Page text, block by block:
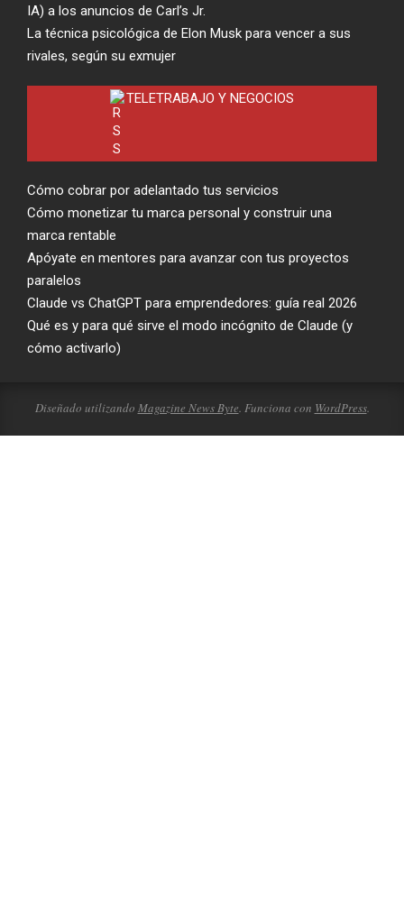
IA) a los anuncios de Carl’s Jr.
La técnica psicológica de Elon Musk para vencer a sus
rivales, según su exmujer
TELETRABAJO Y NEGOCIOS
Cómo cobrar por adelantado tus servicios
Cómo monetizar tu marca personal y construir una
marca rentable
Apóyate en mentores para avanzar con tus proyectos
paralelos
Claude vs ChatGPT para emprendedores: guía real 2026
Qué es y para qué sirve el modo incógnito de Claude (y
cómo activarlo)
Diseñado utilizando Magazine News Byte. Funciona con WordPress.